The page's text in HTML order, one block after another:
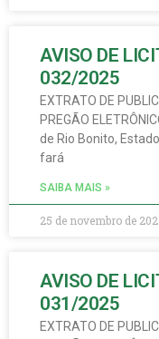
AVISO DE
032/2025
EXTRATO DE
PREGÃO
de Rio Bonito,
fará
SAIBA MAIS »
25 de novembro de
AVISO DE
031/2025
EXTRATO DE